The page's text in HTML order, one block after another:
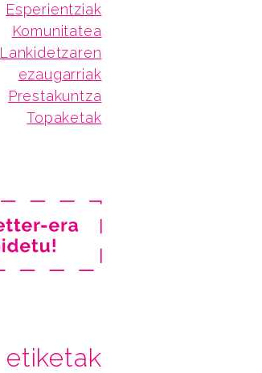
Esperientziak
Komunitatea
Lankidetzaren
ezaugarriak
Prestakuntza
Topaketak
etiketak